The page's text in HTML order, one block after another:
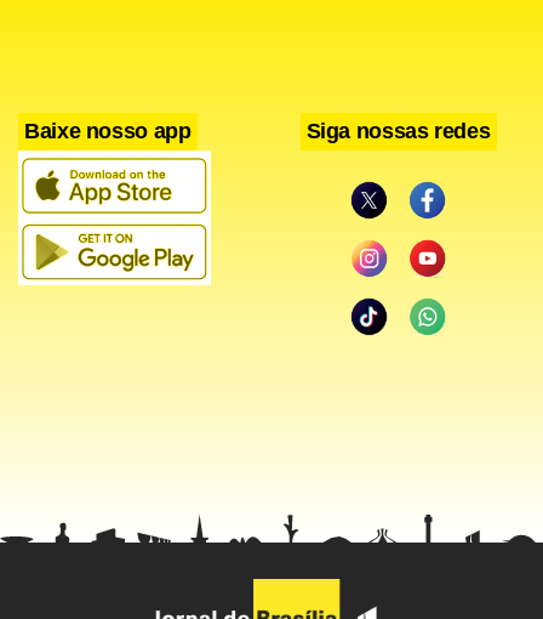
Selfies
Após participar de uma recepção oferecida pelo primeiro-
atendidos.
Baixe nosso app Siga nossas redes